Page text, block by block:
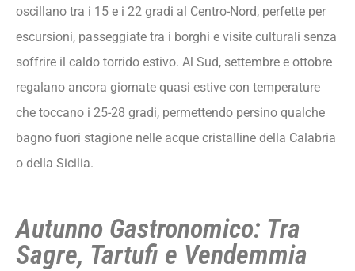
Stagionali
Domande Frequenti sull’Autunno in Italia
Dove andare 3 giorni a ottobre in Italia?
Quali sono le città italiane da visitare in
autunno?
Dove posso andare in vacanza per tre giorni a
novembre in Italia?
Che tempo fa in autunno in Italia?
Il Vostro Autunno Italiano Perfetto
oscillano tra i 15 e i 22 gradi al Centro-Nord, perfette per
escursioni, passeggiate tra i borghi e visite culturali senza
soffrire il caldo torrido estivo. Al Sud, settembre e ottobre
regalano ancora giornate quasi estive con temperature
che toccano i 25-28 gradi, permettendo persino qualche
bagno fuori stagione nelle acque cristalline della Calabria
o della Sicilia.
Autunno Gastronomico: Tra
Sagre, Tartufi e Vendemmia